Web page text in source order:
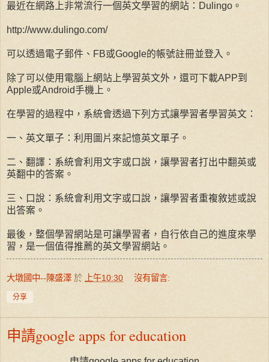
最近在網路上非常流行一個英文學習的網站：Dulingo。
http://www.dulingo.com/
可以透過電子郵件、FB或Google的帳號註冊並登入。
除了可以使用電腦上網站上學習英文外，還可下載APP到
Apple或Android手機上。
在學習的過程中，系統會透過下列方式讓學習者學習英文：
一、英文單子：利用圖片來記憶英文單子。
二、翻譯：系統會利用文字或口說，讓學習者打出中翻英或
英翻中的答案。
三、口說：系統會利用文字或口說，讓學習者重複敘述或說
出答案。
最後，整個學習網站是可讓學習者，自行依自己的進度來學
習，是一個值得推薦的英文學習網站。
大墩國中--陳盛澤 於 上午10:30 沒有留言:
分享
申請google apps for education